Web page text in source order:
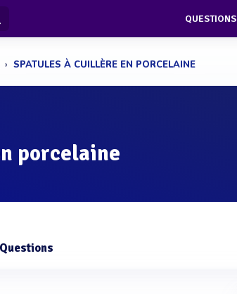
QUESTIONS
SPATULES À CUILLÈRE EN PORCELAINE
porcelaine
Questions